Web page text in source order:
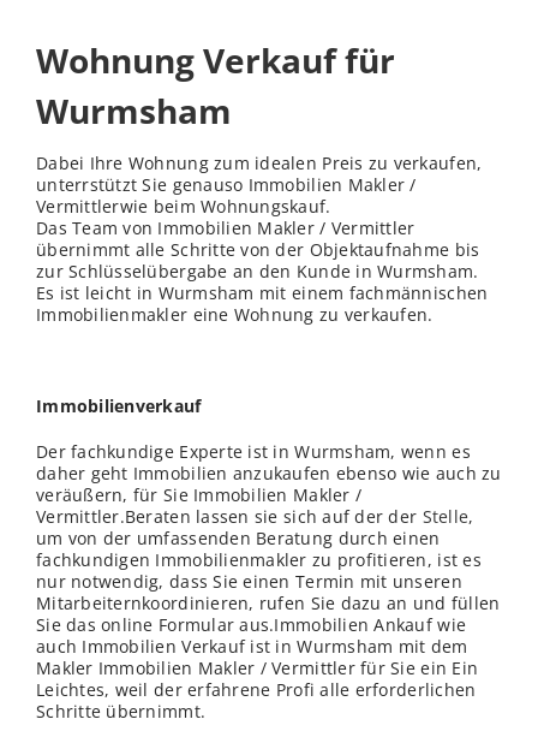
Wohnung Verkauf für
Wurmsham
Dabei Ihre Wohnung zum idealen Preis zu verkaufen,
unterrstützt Sie genauso Immobilien Makler /
Vermittlerwie beim Wohnungskauf.
Das Team von Immobilien Makler / Vermittler
übernimmt alle Schritte von der Objektaufnahme bis
zur Schlüsselübergabe an den Kunde in Wurmsham.
Es ist leicht in Wurmsham mit einem fachmännischen
Immobilienmakler eine Wohnung zu verkaufen.
Immobilienverkauf
Der fachkundige Experte ist in Wurmsham, wenn es
daher geht Immobilien anzukaufen ebenso wie auch zu
veräußern, für Sie Immobilien Makler /
Vermittler.Beraten lassen sie sich auf der der Stelle,
um von der umfassenden Beratung durch einen
fachkundigen Immobilienmakler zu profitieren, ist es
nur notwendig, dass Sie einen Termin mit unseren
Mitarbeiternkoordinieren, rufen Sie dazu an und füllen
Sie das online Formular aus.Immobilien Ankauf wie
auch Immobilien Verkauf ist in Wurmsham mit dem
Makler Immobilien Makler / Vermittler für Sie ein Ein
Leichtes, weil der erfahrene Profi alle erforderlichen
Schritte übernimmt.